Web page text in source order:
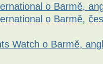
o Barmě,
o Barmě,
Watch o Barmě,